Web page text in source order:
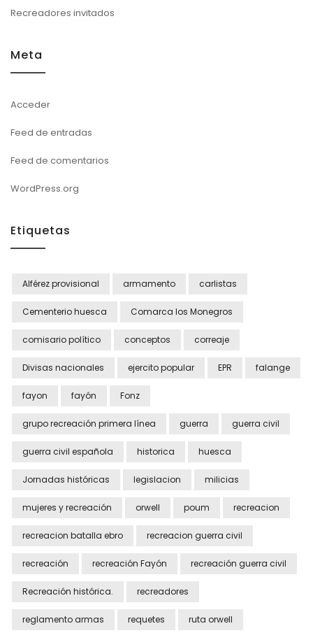
Recreadores invitados
Meta
Acceder
Feed de entradas
Feed de comentarios
WordPress.org
Etiquetas
Alférez provisional armamento carlistas
Cementerio huesca Comarca los Monegros
comisario político conceptos correaje
Divisas nacionales ejercito popular EPR falange
fayon fayón Fonz
grupo recreación primera línea guerra guerra civil
guerra civil española historica huesca
Jornadas históricas legislacion milicias
mujeres y recreación orwell poum recreacion
recreacion batalla ebro recreacion guerra civil
recreación recreación Fayón recreación guerra civil
Recreación histórica. recreadores
reglamento armas requetes ruta orwell